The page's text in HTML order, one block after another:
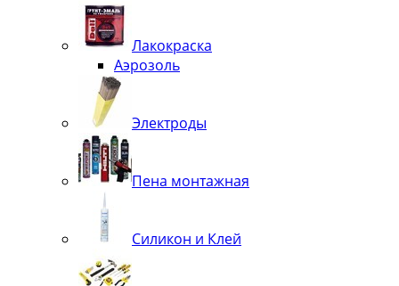
Лакокраска
Аэрозоль
Электроды
Пена монтажная
Силикон и Клей